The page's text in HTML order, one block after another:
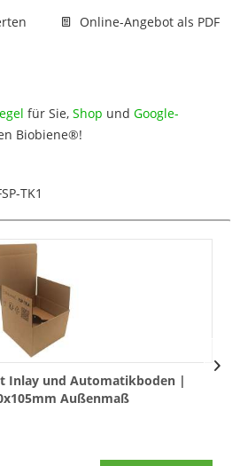
Online-Angebot als PDF
für Sie, Shop und Google-
Biobiene®!
TK1
Inlay und Automatikboden |
Außenmaß